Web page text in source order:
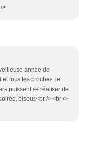
>
année de
et tous tes proches, je
puissent se réaliser de
bisous<br /> <br />